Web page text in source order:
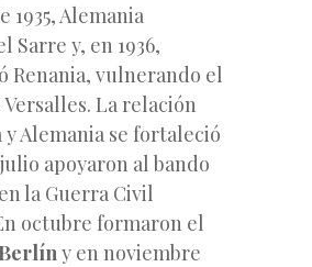
1935, Alemania
Sarre y, en 1936,
Renania, vulnerando el
La relación
Alemania se fortaleció
apoyaron al bando
la Guerra Civil
octubre formaron el
y en noviembre